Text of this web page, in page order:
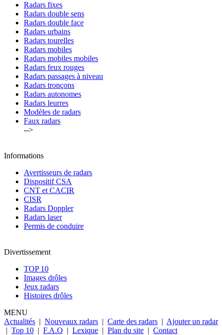
Radars fixes
Radars double sens
Radars double face
Radars urbains
Radars tourelles
Radars mobiles
Radars mobiles mobiles
Radars feux rouges
Radars passages à niveau
Radars tronçons
Radars autonomes
Radars leurres
Modèles de radars
Faux radars
-->
Informations
Avertisseurs de radars
Dispositif CSA
CNT et CACIR
CISR
Radars Doppler
Radars laser
Permis de conduire
Divertissement
TOP 10
Images drôles
Jeux radars
Histoires drôles
MENU
Actualités | Nouveaux radars | Carte des radars | Ajouter un radar
| Top 10 | F.A.Q | Lexique | Plan du site | Contact